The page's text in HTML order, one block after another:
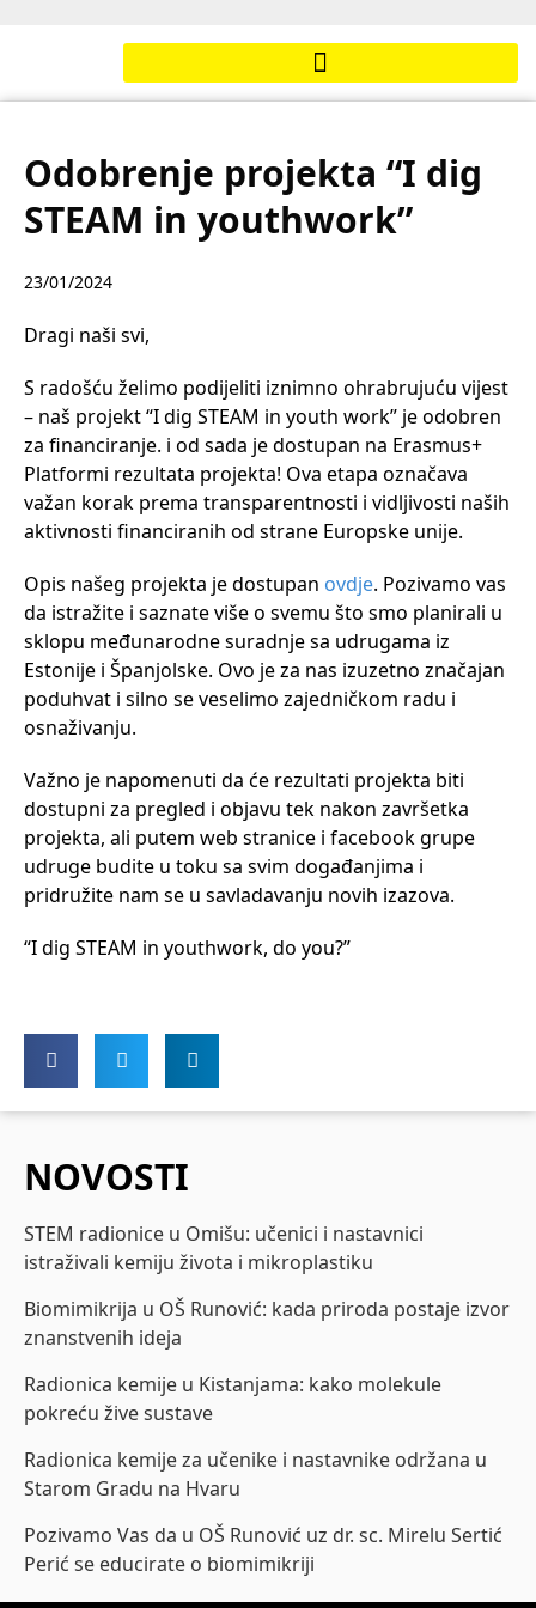
Odobrenje projekta “I dig
STEAM in youthwork”
23/01/2024
Dragi naši svi,
S radošću želimo podijeliti iznimno ohrabrujuću vijest
– naš projekt “I dig STEAM in youth work” je odobren
za financiranje. i od sada je dostupan na Erasmus+
Platformi rezultata projekta! Ova etapa označava
važan korak prema transparentnosti i vidljivosti naših
aktivnosti financiranih od strane Europske unije.
Opis našeg projekta je dostupan ovdje. Pozivamo vas
da istražite i saznate više o svemu što smo planirali u
sklopu međunarodne suradnje sa udrugama iz
Estonije i Španjolske. Ovo je za nas izuzetno značajan
poduhvat i silno se veselimo zajedničkom radu i
osnaživanju.
Važno je napomenuti da će rezultati projekta biti
dostupni za pregled i objavu tek nakon završetka
projekta, ali putem web stranice i facebook grupe
udruge budite u toku sa svim događanjima i
pridružite nam se u savladavanju novih izazova.
“I dig STEAM in youthwork, do you?”
NOVOSTI
STEM radionice u Omišu: učenici i nastavnici
istraživali kemiju života i mikroplastiku
Biomimikrija u OŠ Runović: kada priroda postaje izvor
znanstvenih ideja
Radionica kemije u Kistanjama: kako molekule
pokreću žive sustave
Radionica kemije za učenike i nastavnike održana u
Starom Gradu na Hvaru
Pozivamo Vas da u OŠ Runović uz dr. sc. Mirelu Sertić
Perić se educirate o biomimikriji